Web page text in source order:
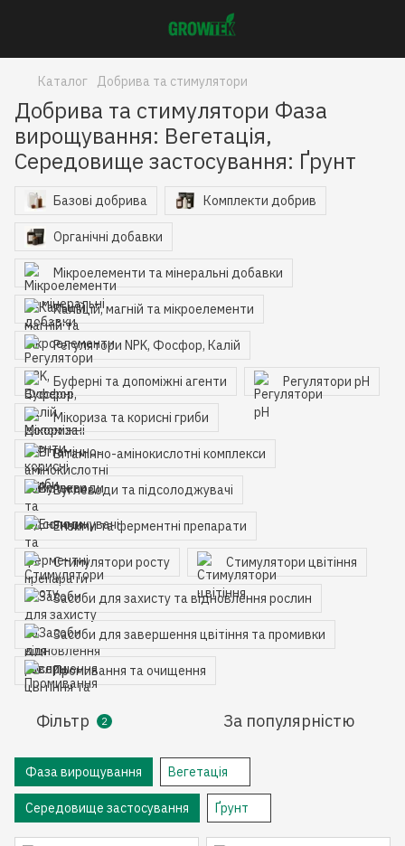
Каталог Добрива та стимулятори
Добрива та стимулятори Фаза
вирощування: Вегетація,
Середовище застосування: Ґрунт
Базові добрива Комплекти добрив
Органічні добавки
Мікроелементи та мінеральні добавки
Кальцій, магній та мікроелементи
Регулятори NPK, Фосфор, Калій
Буферні та допоміжні агенти Регулятори pH
Мікориза та корисні гриби
Вітамінно-амінокислотні комплекси
Вуглеводи та підсолоджувачі
Ензими та ферментні препарати
Стимулятори росту Стимулятори цвітіння
Засоби для захисту та відновлення рослин
Засоби для завершення цвітіння та промивки
Промивання та очищення
Фільтр 2 За популярністю
Фаза вирощування Вегетація
Середовище застосування Ґрунт